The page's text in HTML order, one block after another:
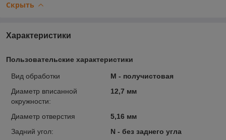
Скрыть
Характеристики
Пользовательские характеристики
Вид обработки
M - получистовая
Диаметр вписанной
окружности:
12,7 мм
Диаметр отверстия
5,16 мм
Задний угол:
N - без заднего угла